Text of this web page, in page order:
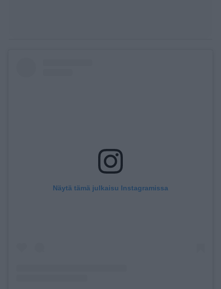
Näytä tämä julkaisu Instagramissa